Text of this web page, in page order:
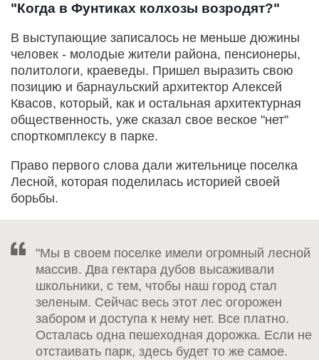
"Когда в Фунтиках колхозы возродят?"
В выступающие записалось не меньше дюжины
человек - молодые жители района, пенсионеры,
политологи, краеведы. Пришел выразить свою
позицию и барнаульский архитектор Алексей
Квасов, который, как и остальная архитектурная
общественность, уже сказал свое веское "нет"
спорткомплексу в парке.
Право первого слова дали жительнице поселка
Лесной, которая поделилась историей своей
борьбы.
"Мы в своем поселке имели огромный лесной
массив. Два гектара дубов высаживали
школьники, с тем, чтобы наш город стал
зеленым. Сейчас весь этот лес огорожен
забором и доступа к нему нет. Все платно.
Осталась одна пешеходная дорожка. Если не
отстаивать парк, здесь будет то же самое.